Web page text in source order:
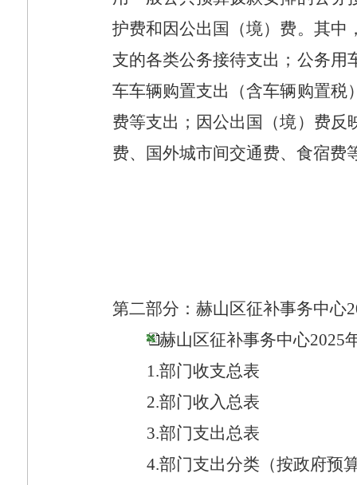
护费和因公出国（境）费。其中
支的各类公务接待支出；公务用
车车辆购置支出（含车辆购置税
费等支出；因公出国（境）费反
费、国外城市间交通费、食宿费
第二部分：赫山区征补事务中心
赫山区征补事务中心2025
1.部门收支总表
2.部门收入总表
3.部门支出总表
4.部门支出分类（按政府预